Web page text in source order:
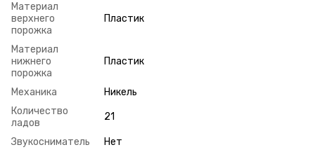
Материал
верхнего
порожка
Пластик
Материал
нижнего
порожка
Пластик
Механика
Никель
Количество
ладов
21
Звукосниматель Нет